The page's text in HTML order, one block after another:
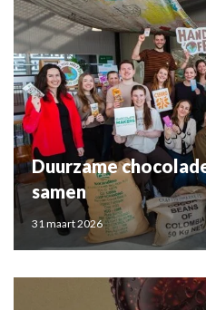
Duurzame
samen
31 maart 2026